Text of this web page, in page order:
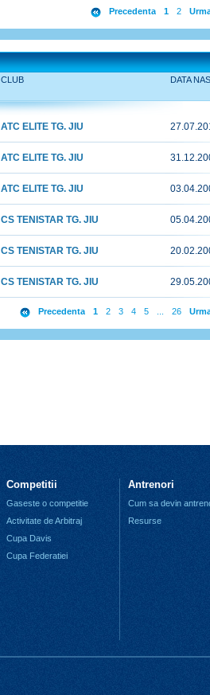
Precedenta 1 2
CLUB DATA
ATC ELITE TG. JIU
ATC ELITE TG. JIU
ATC ELITE TG. JIU
CS TENISTAR TG. JIU
CS TENISTAR TG. JIU
CS TENISTAR TG. JIU
Precedenta 1 2 3 4 5 26
Competitii
Gaseste o competitie
Activitate de Arbitraj
Cupa Davis
Cupa Federatiei
Antrenori
Cum sa devin
Resurse